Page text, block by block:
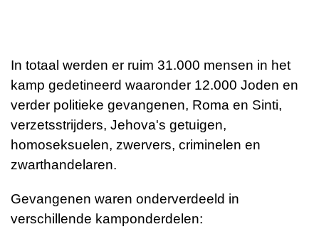
In totaal werden er ruim 31.000 mensen in het
kamp gedetineerd waaronder 12.000 Joden en
verder politieke gevangenen, Roma en Sinti,
verzetsstrijders, Jehova's getuigen,
homoseksuelen, zwervers, criminelen en
zwarthandelaren.
Gevangenen waren onderverdeeld in
verschillende kamponderdelen: